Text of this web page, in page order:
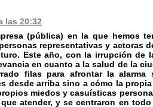
las 20:32
(pública) en la que hemos
representativas y actoras
Este año, con la irrupción de
en cuanto a la salud de la
filas para afrontar la
desde arriba sino a cómo la
miedos y casuísticas
atender, y se centraron en